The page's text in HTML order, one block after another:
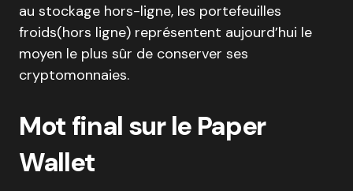
au stockage hors-ligne, les portefeuilles
froids(hors ligne) représentent aujourd’hui le
moyen le plus sûr de conserver ses
cryptomonnaies.
Mot final sur le Paper
Wallet